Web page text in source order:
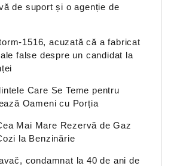
de suport și o agenție de
1516, acuzată că a fabricat
false despre un candidat la
Care Se Teme pentru
Oameni cu Porția
Mai Mare Rezervă de Gaz
la Benzinărie
condamnat la 40 de ani de